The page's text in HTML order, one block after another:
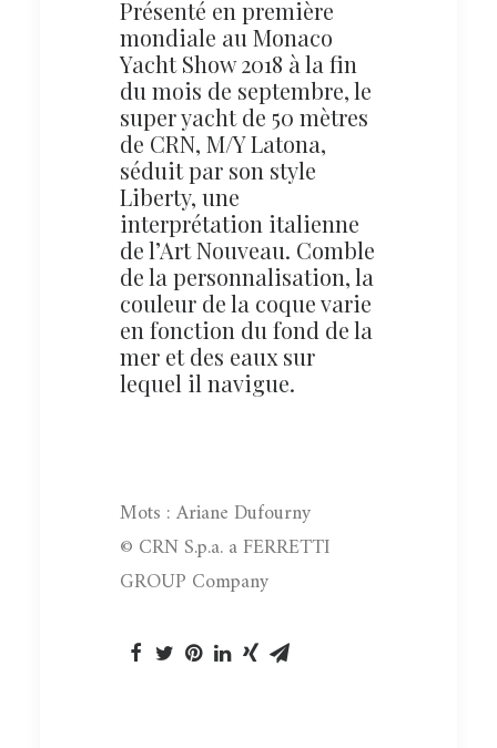
Présenté en première
mondiale au Monaco
Yacht Show 2018 à la fin
du mois de septembre, le
super yacht de 50 mètres
de CRN, M/Y Latona,
séduit par son style
Liberty, une
interprétation italienne
de l’Art Nouveau. Comble
de la personnalisation, la
couleur de la coque varie
en fonction du fond de la
mer et des eaux sur
lequel il navigue.
Mots : Ariane Dufourny
© CRN S.p.a. a FERRETTI
GROUP Company